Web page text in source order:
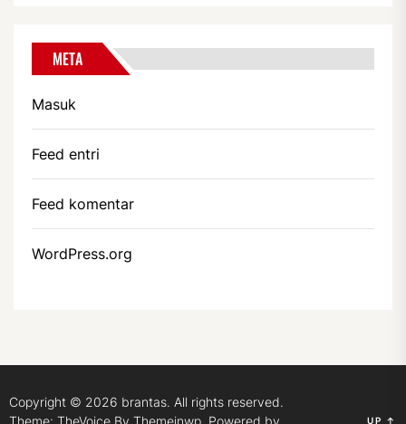
META
Masuk
Feed entri
Feed komentar
WordPress.org
Copyright © 2026 brantas. All rights reserved.
Theme: TheVoice By Themeinwp. Powered by UP ↑